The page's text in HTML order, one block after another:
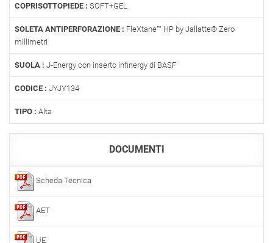
COPRISOTTOPIEDE : SOFT+GEL
SOLETA ANTIPERFORAZIONE : FleXtane™ HP by Jallatte® Zero
millimetri
SUOLA : J-Energy con inserto infinergy di BASF
CODICE : JYJY134
TIPO : Alta
DOCUMENTI
Scheda Tecnica
AET
UE